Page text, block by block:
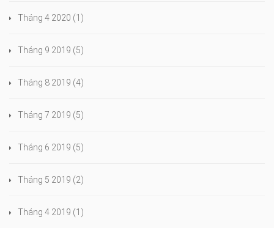
Tháng 4 2020 (1)
Tháng 9 2019 (5)
Tháng 8 2019 (4)
Tháng 7 2019 (5)
Tháng 6 2019 (5)
Tháng 5 2019 (2)
Tháng 4 2019 (1)